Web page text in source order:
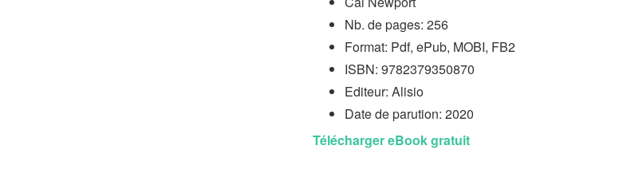
Nb. de pages: 256
Format: Pdf, ePub, MOBI, FB2
ISBN: 9782379350870
Editeur: Alisio
Date de parution: 2020
Télécharger eBook gratuit